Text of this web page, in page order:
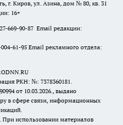
г. Киров, ул. Азина, дом № 80, кв. 31
16+
669-90-87 Email редакции:
61-95 Email рекламного отдела:
РКН: №: 7378360181.
от 10.03.2026., выдано
в сфере связи, информационных
При использовании материалов